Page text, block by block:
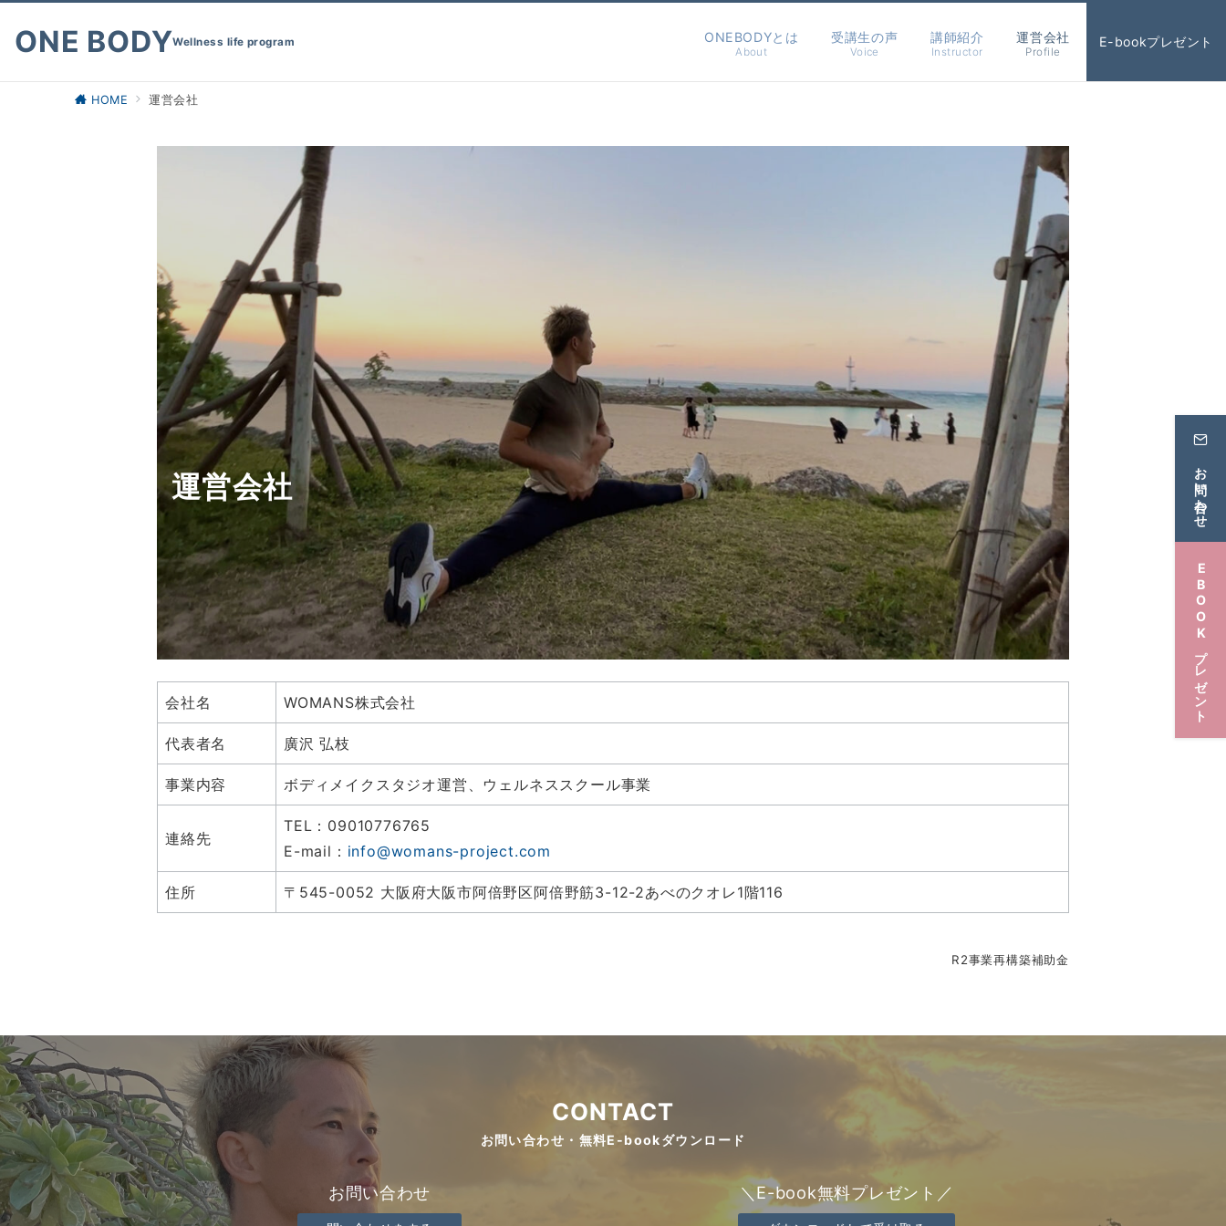
ONE BODYWellness life program ONEBODYとは
About
受講生の声
Voice
講師紹介
Instructor
運営会社
Profile
E-bookプレゼント
HOME 運営会社
運営会社
会社名 WOMANS株式会社
代表者名 廣沢 弘枝
事業内容 ボディメイクスタジオ運営、ウェルネススクール事業
連絡先
TEL：09010776765
E-mail： info@womans-project.com
住所 〒545-0052 大阪府大阪市阿倍野区阿倍野筋3-12-2あべのクオレ1階116
R2事業再構築補助金
CONTACT
お問い合わせ・無料E-bookダウンロード
お問い合わせ ＼E-book無料プレゼント／
お問い合わせ
EBOOKプレゼント